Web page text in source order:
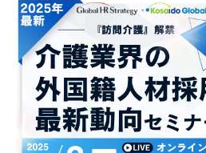
会社概要